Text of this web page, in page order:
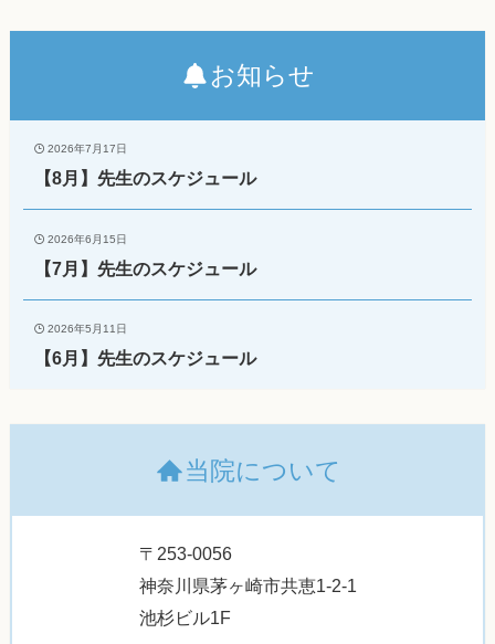
お知らせ
2026年7月17日
【8月】先生のスケジュール
2026年6月15日
【7月】先生のスケジュール
2026年5月11日
【6月】先生のスケジュール
当院について
〒253-0056
神奈川県茅ヶ崎市共恵1-2-1
池杉ビル1F